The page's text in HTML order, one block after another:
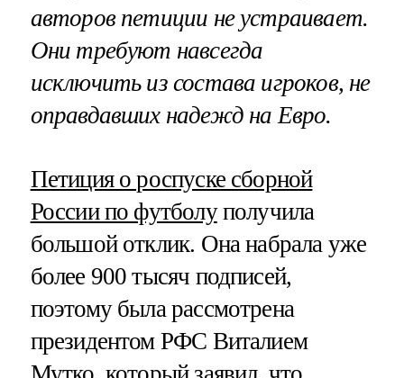
авторов петиции не устраивает.
Они требуют навсегда
исключить из состава игроков, не
оправдавших надежд на Евро.
Петиция о роспуске сборной
России по футболуполучила
большой отклик. Она набрала уже
более 900 тысяч подписей,
поэтому была рассмотрена
президентом РФС Виталием